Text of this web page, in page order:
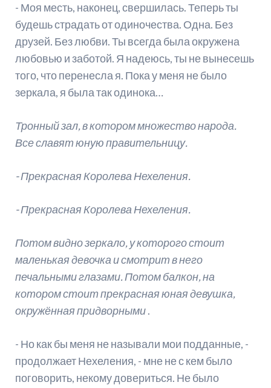
- Моя месть, наконец, свершилась. Теперь ты
будешь страдать от одиночества. Одна. Без
друзей. Без любви. Ты всегда была окружена
любовью и заботой. Я надеюсь, ты не вынесешь
того, что перенесла я. Пока у меня не было
зеркала, я была так одинока…
Тронный зал, в котором множество народа.
Все славят юную правительницу.
- Прекрасная Королева Нехеления.
- Прекрасная Королева Нехеления.
Потом видно зеркало, у которого стоит
маленькая девочка и смотрит в него
печальными глазами. Потом балкон, на
котором стоит прекрасная юная девушка,
окружённая придворными.
- Но как бы меня не называли мои подданные, -
продолжает Нехеления, - мне не с кем было
поговорить, некому довериться. Не было